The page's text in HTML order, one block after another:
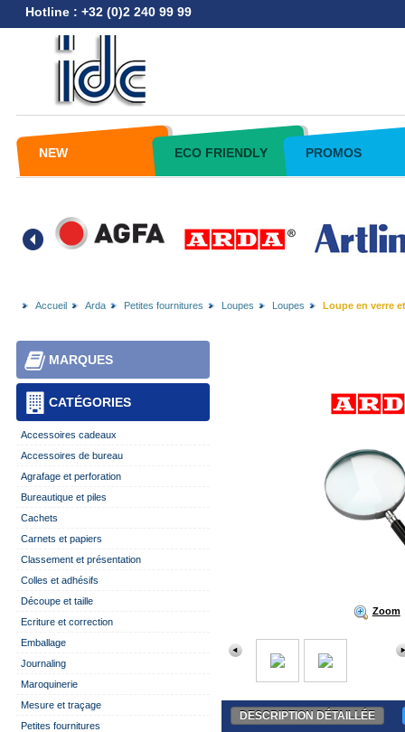
Hotline : +32 (0)2 240 99 99
NEW ECO FRIENDLY PROMOS
Accueil Arda Petites fournitures Loupes Loupes Loupe en verre
CATÉGORIES
MARQUES
Accessoires cadeaux
Accessoires de bureau
Agrafage et perforation
Bureautique et piles
Cachets
Carnets et papiers
Classement et présentation
Colles et adhésifs
Découpe et taille
Ecriture et correction
Emballage
Journaling
Maroquinerie
Mesure et traçage
Petites fournitures
Zoom
DESCRIPTION DÉTAILLÉE